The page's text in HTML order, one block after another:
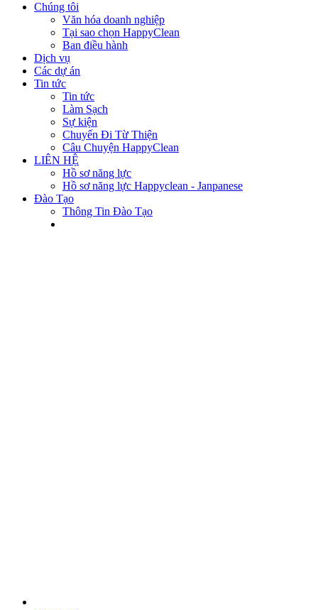
Chúng tôi
Văn hóa doanh nghiệp
Tại sao chọn HappyClean
Ban điều hành
Dịch vụ
Các dự án
Tin tức
Tin tức
Làm Sạch
Sự kiện
Chuyến Đi Từ Thiện
Câu Chuyện HappyClean
LIÊN HỆ
Hồ sơ năng lực
Hồ sơ năng lực Happyclean - Janpanese
Đào Tạo
Thông Tin Đào Tạo